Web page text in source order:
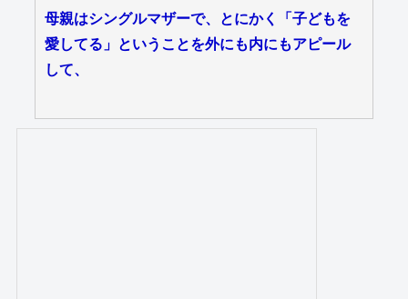
母親はシングルマザーで、とにかく「子どもを
愛してる」ということを外にも内にもアピール
して、